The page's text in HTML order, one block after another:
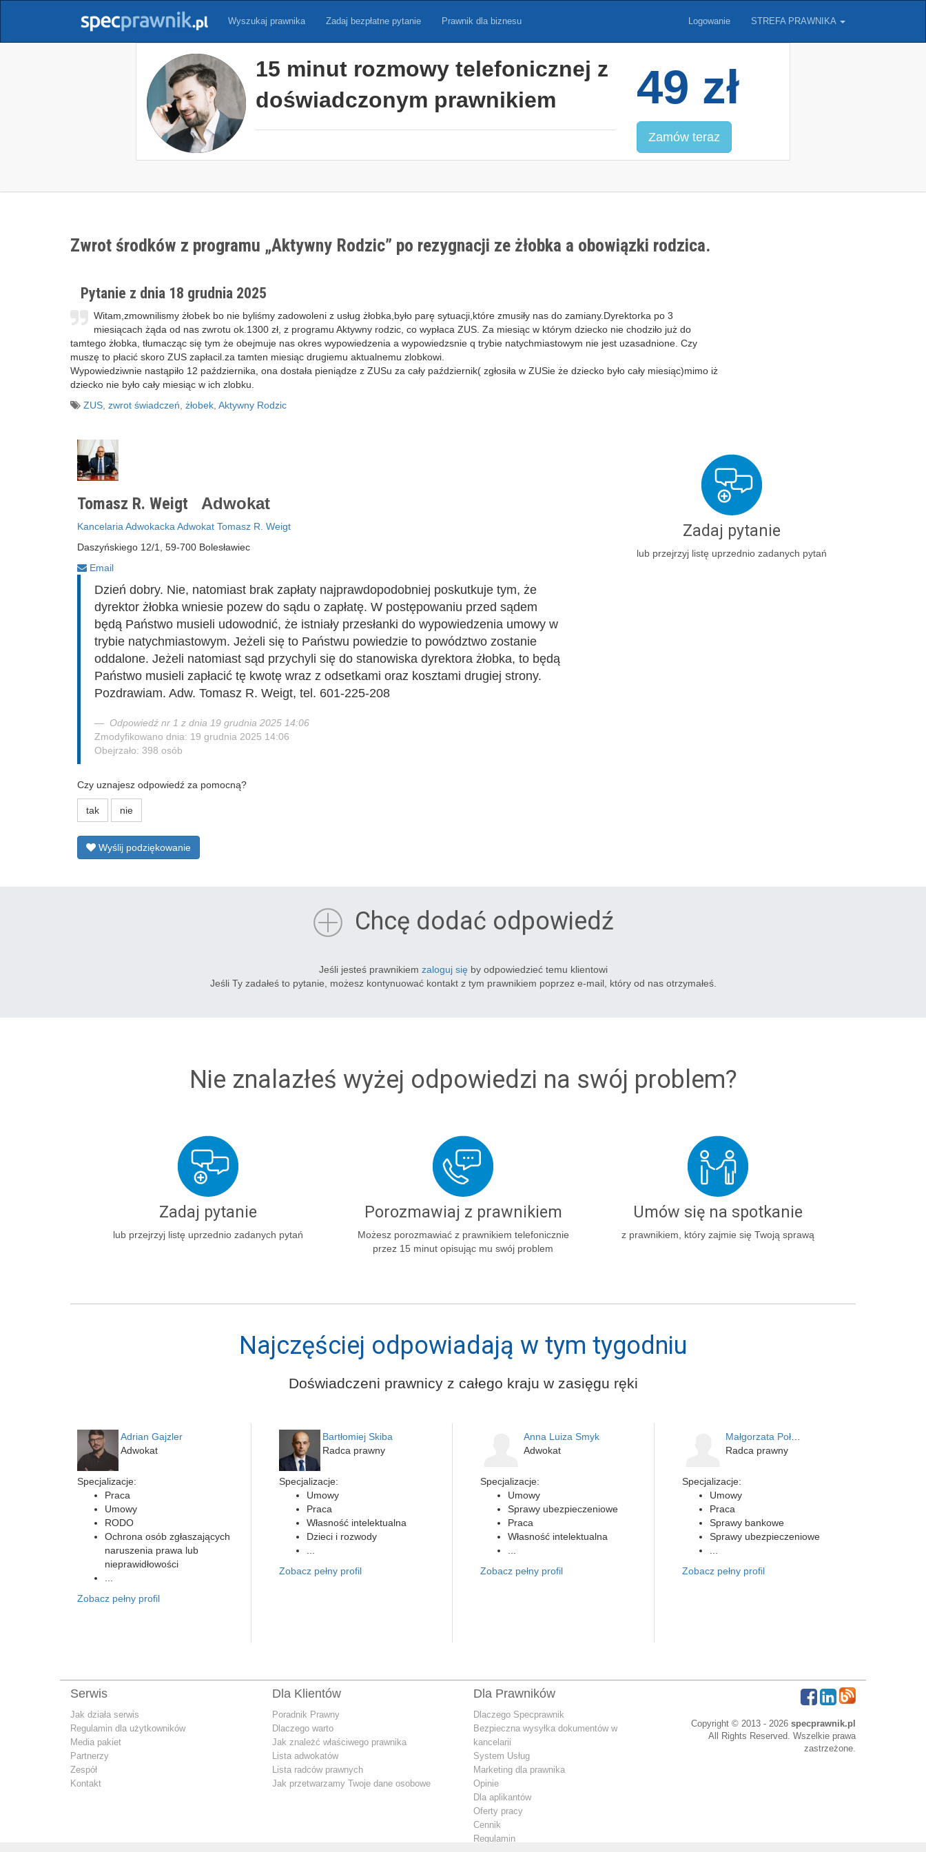
Wyszukaj prawnika Zadaj bezpłatne pytanie Prawnik dla biznesu Logowanie STREFA PRAWNIKA
15 minut rozmowy telefonicznej z
doświadczonym prawnikiem
49 zł
Zamów teraz
Zwrot środków z programu „Aktywny Rodzic” po rezygnacji ze żłobka a obowiązki rodzica.
Pytanie z dnia 18 grudnia 2025
Witam,zmownilismy żłobek bo nie byliśmy zadowoleni z usług żłobka,było parę sytuacji,które zmusiły nas do zamiany.Dyrektorka po 3
miesiącach żąda od nas zwrotu ok.1300 zł, z programu Aktywny rodzic, co wypłaca ZUS. Za miesiąc w którym dziecko nie chodziło już do
tamtego żłobka, tłumacząc się tym że obejmuje nas okres wypowiedzenia a wypowiedzsnie q trybie natychmiastowym nie jest uzasadnione. Czy
muszę to płacić skoro ZUS zapłacil.za tamten miesiąc drugiemu aktualnemu zlobkowi.
Wypowiedziwnie nastąpiło 12 października, ona dostała pieniądze z ZUSu za cały październik( zgłosiła w ZUSie że dziecko było cały miesiąc)mimo iż
dziecko nie było cały miesiąc w ich zlobku.
ZUS zwrot świadczeń żłobek Aktywny Rodzic
Tomasz R. Weigt Adwokat
Kancelaria Adwokacka Adwokat Tomasz R. Weigt
Daszyńskiego 12/1, 59-700 Bolesławiec
Email
Dzień dobry. Nie, natomiast brak zapłaty najprawdopodobniej poskutkuje tym, że
dyrektor żłobka wniesie pozew do sądu o zapłatę. W postępowaniu przed sądem
będą Państwo musieli udowodnić, że istniały przesłanki do wypowiedzenia umowy w
trybie natychmiastowym. Jeżeli się to Państwu powiedzie to powództwo zostanie
oddalone. Jeżeli natomiast sąd przychyli się do stanowiska dyrektora żłobka, to będą
Państwo musieli zapłacić tę kwotę wraz z odsetkami oraz kosztami drugiej strony.
Pozdrawiam. Adw. Tomasz R. Weigt, tel. 601-225-208
Odpowiedź nr 1 z dnia 19 grudnia 2025 14:06
Zmodyfikowano dnia: 19 grudnia 2025 14:06
Obejrzało: 398 osób
Czy uznajesz odpowiedź za pomocną?
tak nie
Wyślij podziękowanie
Zadaj pytanie
lub przejrzyj listę uprzednio zadanych pytań
Chcę dodać odpowiedź
Jeśli jesteś prawnikiem zaloguj się by odpowiedzieć temu klientowi
Jeśli Ty zadałeś to pytanie, możesz kontynuować kontakt z tym prawnikiem poprzez e-mail, który od nas otrzymałeś.
Nie znalazłeś wyżej odpowiedzi na swój problem?
Zadaj pytanie
lub przejrzyj listę uprzednio zadanych pytań
Porozmawiaj z prawnikiem
Możesz porozmawiać z prawnikiem telefonicznie
przez 15 minut opisując mu swój problem
Umów się na spotkanie
z prawnikiem, który zajmie się Twoją sprawą
Najczęściej odpowiadają w tym tygodniu
Doświadczeni prawnicy z całego kraju w zasięgu ręki
Adrian Gajzler
Adwokat
Specjalizacje:
Praca
Umowy
RODO
Ochrona osób zgłaszających
naruszenia prawa lub
nieprawidłowości
Zobacz pełny profil
Bartłomiej Skiba
Radca prawny
Specjalizacje:
Umowy
Praca
Własność intelektualna
Dzieci i rozwody
Zobacz pełny profil
Anna Luiza Smyk
Adwokat
Specjalizacje:
Umowy
Sprawy ubezpieczeniowe
Praca
Własność intelektualna
Zobacz pełny profil
Małgorzata Połubińska - …
Radca prawny
Specjalizacje:
Umowy
Praca
Sprawy bankowe
Sprawy ubezpieczeniowe
Zobacz pełny profil
Serwis
Jak działa serwis
Regulamin dla użytkowników
Media pakiet
Partnerzy
Zespół
Kontakt
Dla Klientów
Poradnik Prawny
Dlaczego warto
Jak znależć właściwego prawnika
Lista adwokatów
Lista radców prawnych
Jak przetwarzamy Twoje dane osobowe
Dla Prawników
Dlaczego Specprawnik
Bezpieczna wysyłka dokumentów w
kancelarii
System Usług
Marketing dla prawnika
Opinie
Dla aplikantów
Oferty pracy
Cennik
Regulamin
Copyright © 2013 - 2026 specprawnik.pl
All Rights Reserved. Wszelkie prawa
zastrzeżone.